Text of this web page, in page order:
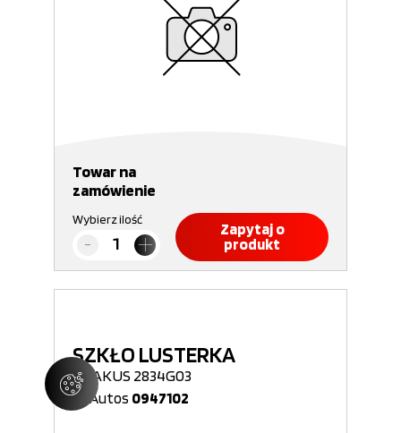
Towar na
zamówienie
Wybierz ilość
Zapytaj o
produkt
SZKŁO LUSTERKA
ABAKUS 2834G03
Nr Autos 0947102